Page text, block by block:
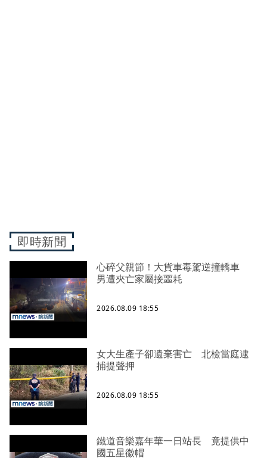
即時新聞
心碎父親節！大貨車毒駕逆撞轎車
男遭夾亡家屬接噩耗
2026.08.09 18:55
女大生產子卻遺棄害亡 北檢當庭逮
捕提聲押
2026.08.09 18:55
鐵道音樂嘉年華一日站長 竟提供中
國五星徽帽